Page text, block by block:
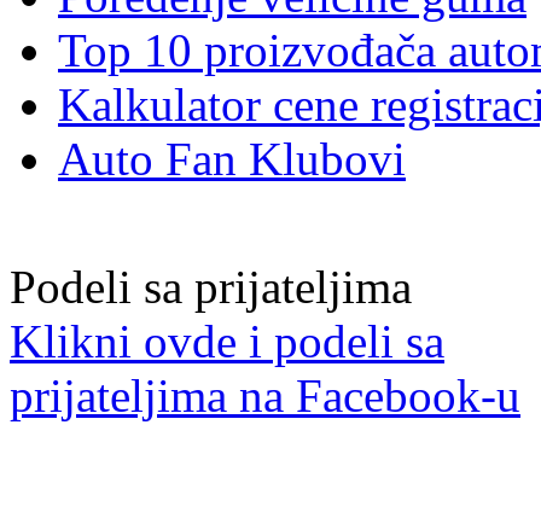
Top 10 proizvođača
Kalkulator cene
Auto Fan Klubovi
Podeli sa prijateljima
Klikni ovde i podeli sa
prijateljima na Facebook-u